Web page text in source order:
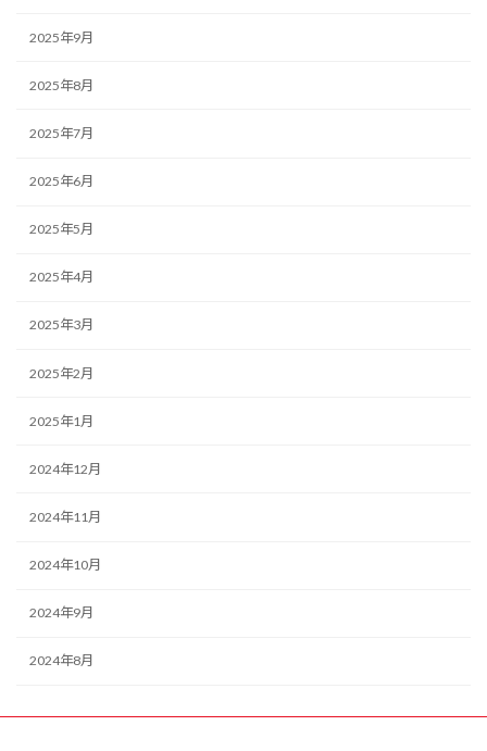
2025年9月
2025年8月
2025年7月
2025年6月
2025年5月
2025年4月
2025年3月
2025年2月
2025年1月
2024年12月
2024年11月
2024年10月
2024年9月
2024年8月